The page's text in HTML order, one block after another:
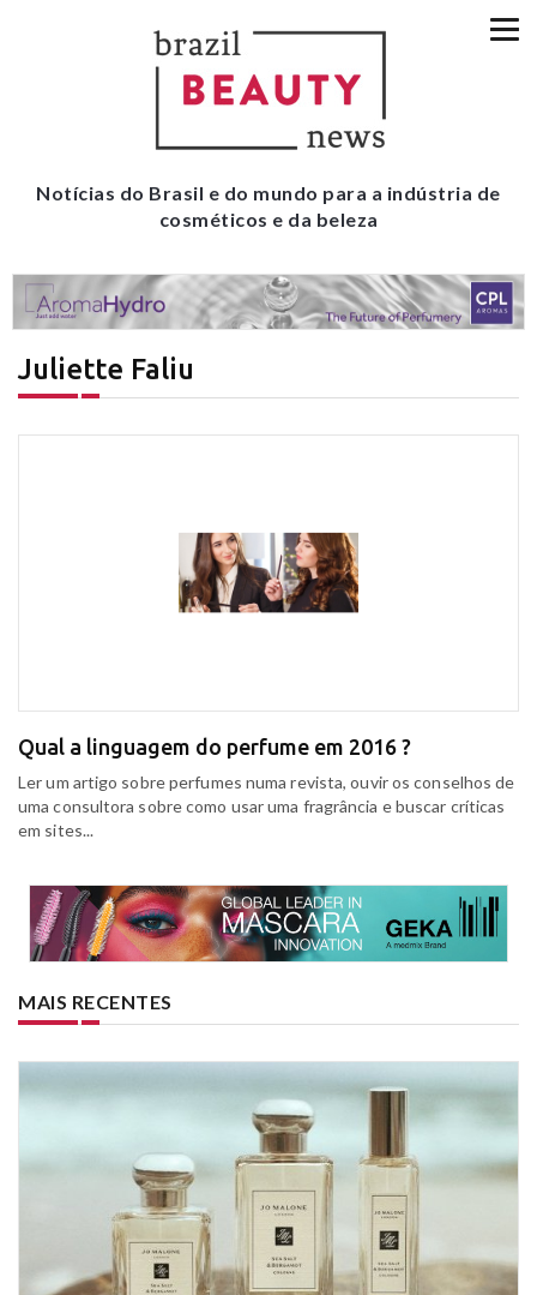
Notícias do Brasil e do mundo para a indústria de
cosméticos e da beleza
Juliette Faliu
Qual a linguagem do perfume em 2016 ?
Ler um artigo sobre perfumes numa revista, ouvir os conselhos de
uma consultora sobre como usar uma fragrância e buscar críticas
em sites...
MAIS RECENTES